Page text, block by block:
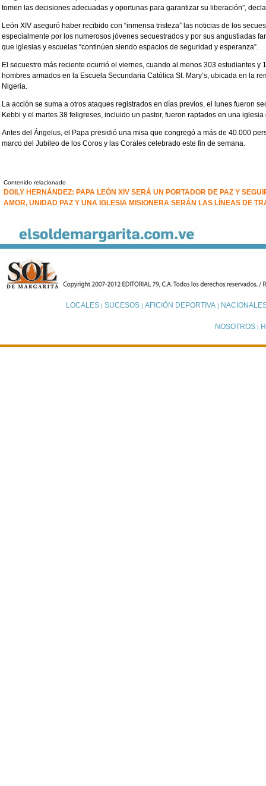
tomen las decisiones adecuadas y oportunas para garantizar su liberación”,
León XIV aseguró haber recibido con “inmensa tristeza” las noticias de los
especialmente por los numerosos jóvenes secuestrados y por sus angustiadas
que iglesias y escuelas “continúen siendo espacios de seguridad y esperanza”.
El secuestro más reciente ocurrió el viernes, cuando al menos 303 estudiantes y
hombres armados en la Escuela Secundaria Católica St. Mary’s, ubicada en la
Nigeria.
La acción se suma a otros ataques registrados en días previos, el lunes fueron
Kebbi y el martes 38 feligreses, incluido un pastor, fueron raptados en una
Antes del Ángelus, el Papa presidió una misa que congregó a más de 40.000
marco del Jubileo de los Coros y las Corales celebrado este fin de semana.
Contenido relacionado
DOILY HERNÁNDEZ: PAPA LEÓN XIV SERÁ UN PORTADOR DE PAZ Y
AMOR, UNIDAD PAZ Y UNA IGLESIA MISIONERA SERÁN LAS LÍNEAS DE
LOCALES| SUCESOS| AFICIÓN DEPORTIVA|
NOSOTROS |